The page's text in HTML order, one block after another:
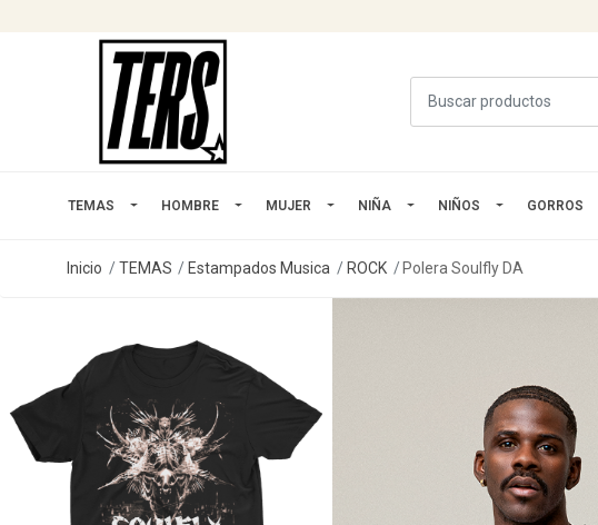
TEMAS HOMBRE MUJER NIÑA NIÑOS GORROS
Inicio TEMAS Estampados Musica ROCK Polera Soulfly DA